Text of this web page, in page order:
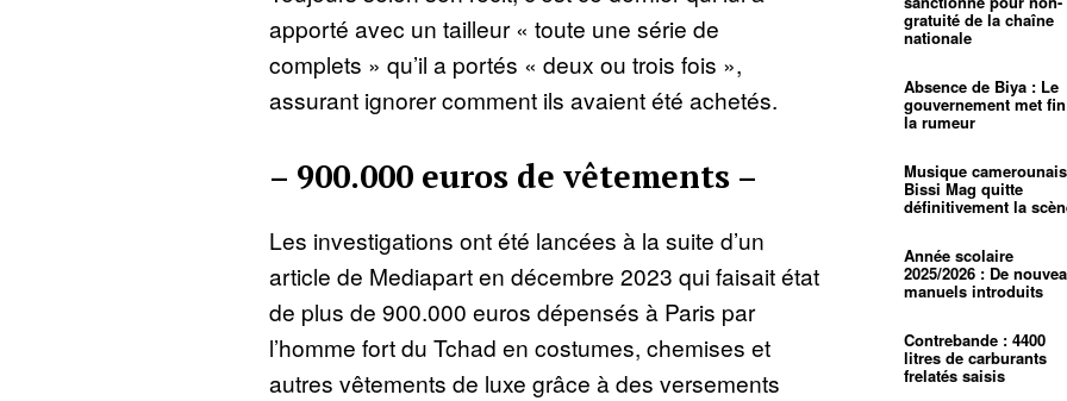
apporté avec un tailleur « toute une série de
complets » qu’il a portés « deux ou trois fois »,
assurant ignorer comment ils avaient été achetés.
– 900.000 euros de vêtements –
Les investigations ont été lancées à la suite d’un
article de Mediapart en décembre 2023 qui faisait état
de plus de 900.000 euros dépensés à Paris par
l’homme fort du Tchad en costumes, chemises et
autres vêtements de luxe grâce à des versements
d’or
Entre
mentale
01:12
à
mettra-
01:12
Mouelle
dernier
voyage
gratuité de la chaîne
nationale
Absence de Biya : Le
gouvernement met
la rumeur
Musique
Bissi Mag quitte
définitivement la
Année scolaire
2025/2026 : De
manuels introduits
Contrebande : 4400
litres de carburants
frelatés saisis